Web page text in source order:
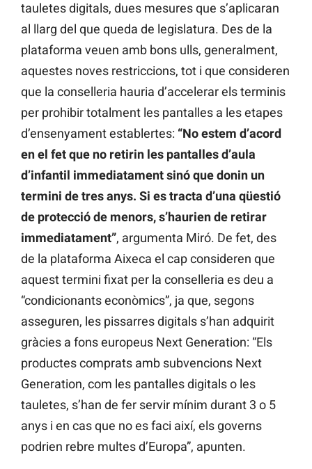
tauletes digitals, dues mesures que s’aplicaran
al llarg del que queda de legislatura. Des de la
plataforma veuen amb bons ulls, generalment,
aquestes noves restriccions, tot i que consideren
que la conselleria hauria d’accelerar els terminis
per prohibir totalment les pantalles a les etapes
d’ensenyament establertes: “No estem d’acord
en el fet que no retirin les pantalles d’aula
d’infantil immediatament sinó que donin un
termini de tres anys. Si es tracta d’una qüestió
de protecció de menors, s’haurien de retirar
immediatament”, argumenta Miró. De fet, des
de la plataforma Aixeca el cap consideren que
aquest termini fixat per la conselleria es deu a
“condicionants econòmics”, ja que, segons
asseguren, les pissarres digitals s’han adquirit
gràcies a fons europeus Next Generation: “Els
productes comprats amb subvencions Next
Generation, com les pantalles digitals o les
tauletes, s’han de fer servir mínim durant 3 o 5
anys i en cas que no es faci així, els governs
podrien rebre multes d’Europa”, apunten.